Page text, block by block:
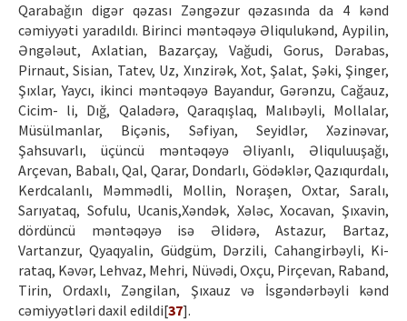
Qarabağın digər qəzası Zəngəzur qəzasında da 4 kənd
cəmiyyəti yaradıldı. Birinci məntəqəyə Əliqulukənd, Aypilin,
Əngələut, Axlatian, Bazarçay, Vağudi, Gorus, Dərabas,
Pirnaut, Sisian, Tatev, Uz, Xınzirək, Xot, Şalat, Şəki, Şinger,
Şıxlar, Yaycı, ikinci məntəqəyə Bayandur, Gərənzu, Cağauz,
Cicim- li, Dığ, Qaladərə, Qaraqışlaq, Malıbəyli, Mollalar,
Müsülmanlar, Biçənis, Səfiyan, Seyidlər, Xəzinəvar,
Şahsuvarlı, üçüncü məntəqəyə Əliyanlı, Əliquluuşağı,
Arçevan, Babalı, Qal, Qarar, Dondarlı, Gödəklər, Qazıqurdalı,
Kerdcalanlı, Məmmədli, Mollin, Noraşen, Oxtar, Saralı,
Sarıyataq, Sofulu, Ucanis,Xəndək, Xələc, Xocavan, Şıxavin,
dördüncü məntəqəyə isə Əlidərə, Astazur, Bartaz,
Vartanzur, Qyaqyalin, Güdgüm, Dərzili, Cahangirbəyli, Ki-
rataq, Kəvər, Lehvaz, Mehri, Nüvədi, Oxçu, Pirçevan, Raband,
Tirin, Ordaxlı, Zəngilan, Şıxauz və İsgəndərbəyli kənd
cəmiyyətləri daxil edildi[37].